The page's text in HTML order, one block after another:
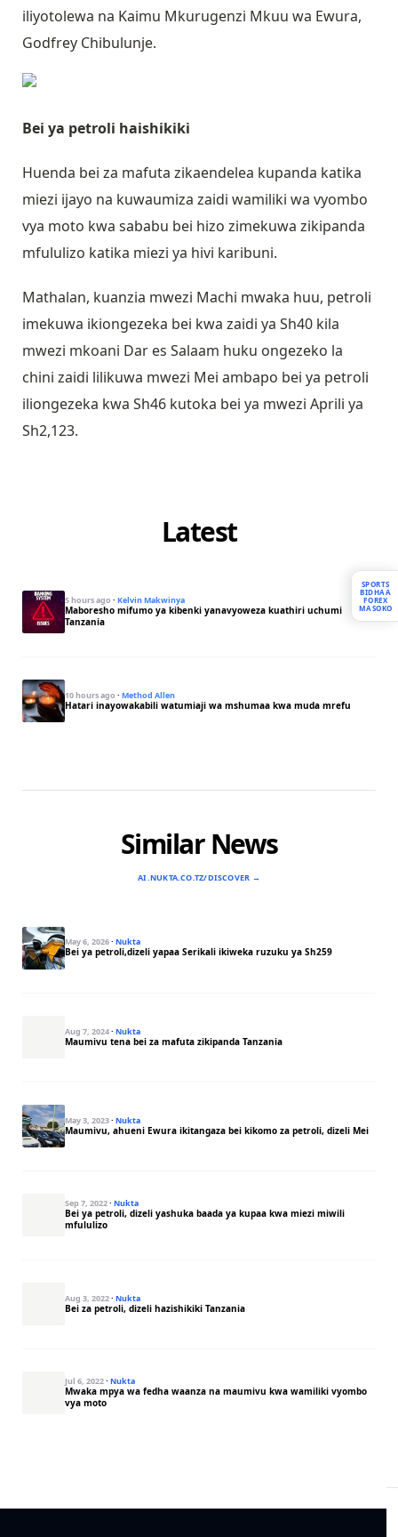
iliyotolewa na Kaimu Mkurugenzi Mkuu wa Ewura,
Godfrey Chibulunje.
Bei ya petroli haishikiki
Huenda bei za mafuta zikaendelea kupanda katika
miezi ijayo na kuwaumiza zaidi wamiliki wa vyombo
vya moto kwa sababu bei hizo zimekuwa zikipanda
mfululizo katika miezi ya hivi karibuni.
Mathalan, kuanzia mwezi Machi mwaka huu, petroli
imekuwa ikiongezeka bei kwa zaidi ya Sh40 kila
mwezi mkoani Dar es Salaam huku ongezeko la
chini zaidi lilikuwa mwezi Mei ambapo bei ya petroli
iliongezeka kwa Sh46 kutoka bei ya mwezi Aprili ya
Sh2,123.
Latest
5 hours ago · Kelvin Makwinya
Maboresho mifumo ya kibenki yanavyoweza kuathiri uchumi
Tanzania
10 hours ago · Method Allen
Hatari inayowakabili watumiaji wa mshumaa kwa muda mrefu
Similar News
AI.NUKTA.CO.TZ/DISCOVER →
May 6, 2026· Nukta
Bei ya petroli,dizeli yapaa Serikali ikiweka ruzuku ya Sh259
Aug 7, 2024· Nukta
Maumivu tena bei za mafuta zikipanda Tanzania
May 3, 2023· Nukta
Maumivu, ahueni Ewura ikitangaza bei kikomo za petroli, dizeli Mei
Sep 7, 2022· Nukta
Bei ya petroli, dizeli yashuka baada ya kupaa kwa miezi miwili
mfululizo
Aug 3, 2022· Nukta
Bei za petroli, dizeli hazishikiki Tanzania
Jul 6, 2022· Nukta
Mwaka mpya wa fedha waanza na maumivu kwa wamiliki vyombo
vya moto
SPORTS
BIDHAA
FOREX
MASOKO